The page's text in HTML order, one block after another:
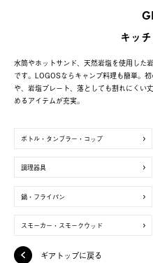
キッ
水筒やホットサンド、天然岩塩を使用した
です。LOGOSならキャンプ料理も簡単。
や、岩塩プレート、落としても割れにくい
めるアイテムが充実。
ボトル・タンブラー・コップ
調理器具
鍋・フライパン
スモーカー・スモークウッド
ギアトップに戻る